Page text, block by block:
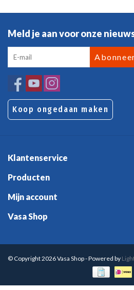
Meld je aan voor onze
Koop ongedaan maken
Klantenservice
Producten
Mijn account
Vasa Shop
© Copyright 2026 Vasa Shop - Powered by